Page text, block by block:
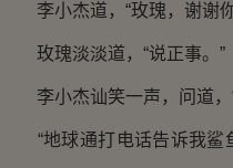
李小杰道，“玫瑰，谢谢
玫瑰淡淡道，“说正事。”
李小杰讪笑一声，问道，“
“地球通打电话告诉我鲨鱼